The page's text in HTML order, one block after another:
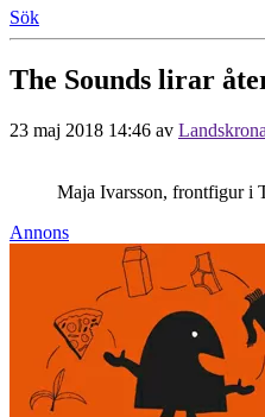
Sök
The Sounds lirar
23 maj 2018 14:46 av
Maja Ivarsson, frontfigur i
Annons